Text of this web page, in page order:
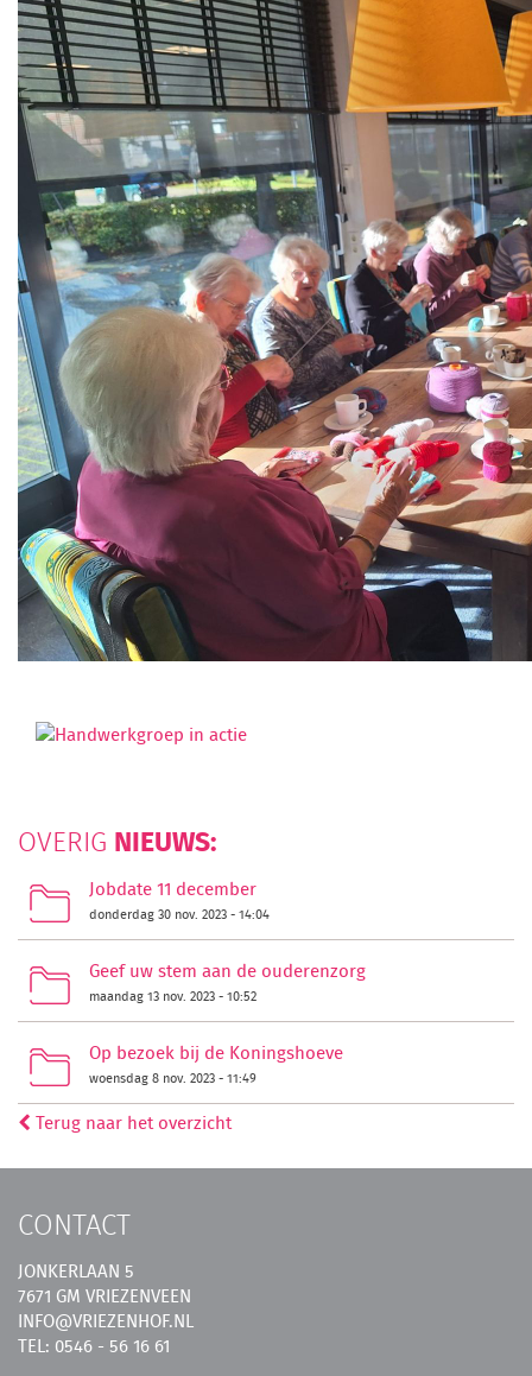
OVERIG NIEUWS:
Jobdate 11 december
donderdag 30 nov. 2023 - 14:04
Geef uw stem aan de ouderenzorg
maandag 13 nov. 2023 - 10:52
Op bezoek bij de Koningshoeve
woensdag 8 nov. 2023 - 11:49
Terug naar het overzicht
CONTACT
JONKERLAAN 5
7671 GM VRIEZENVEEN
INFO@VRIEZENHOF.NL
TEL: 0546 - 56 16 61